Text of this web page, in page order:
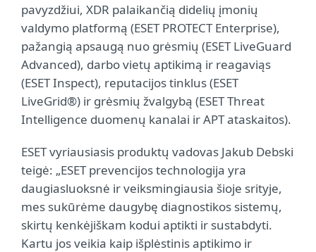
pavyzdžiui, XDR palaikančią didelių įmonių
valdymo platformą (ESET PROTECT Enterprise),
pažangią apsaugą nuo grėsmių (ESET LiveGuard
Advanced), darbo vietų aptikimą ir reagaviąs
(ESET Inspect), reputacijos tinklus (ESET
LiveGrid®) ir grėsmių žvalgybą (ESET Threat
Intelligence duomenų kanalai ir APT ataskaitos).
ESET vyriausiasis produktų vadovas Jakub Debski
teigė: „ESET prevencijos technologija yra
daugiasluoksnė ir veiksmingiausia šioje srityje,
mes sukūrėme daugybę diagnostikos sistemų,
skirtų kenkėjiškam kodui aptikti ir sustabdyti.
Kartu jos veikia kaip išplėstinis aptikimo ir